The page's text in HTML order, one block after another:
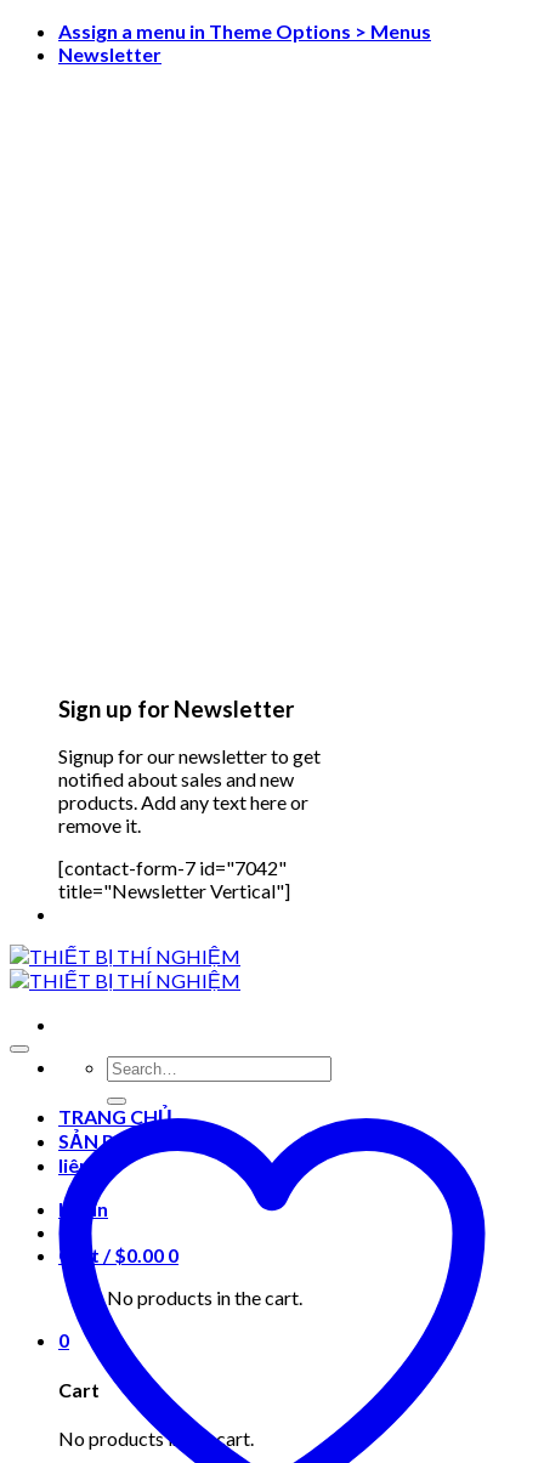
Skip
Assign a menu in Theme Options > Menus
Newsletter
Sign up for Newsletter
Signup for our newsletter to get
notified about sales and new
products. Add any text here or
remove it.
[contact-form-7 id="7042"
title="Newsletter Vertical"]
Search
for:
TRANG CHỦ
SẢN PHẨM
liên hệ
Login
Cart /$0.00 0
No products in the cart.
0
Cart
No products in the cart.